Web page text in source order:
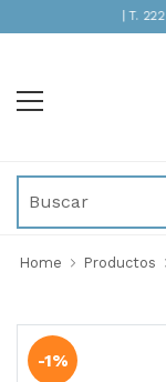
INMEDIATA | T. 222
Home Productos
-1%